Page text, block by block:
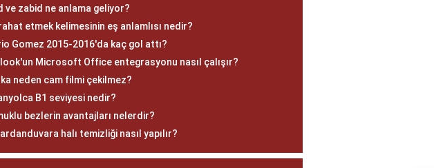
ve zabid ne anlama geliyor?
etmek kelimesinin eş anlamlısı nedir?
Gomez 2015-2016'da kaç gol attı?
Microsoft Office entegrasyonu nasıl çalışır?
neden cam filmi çekilmez?
B1 seviyesi nedir?
bezlerin avantajları nelerdir?
halı temizliği nasıl yapılır?